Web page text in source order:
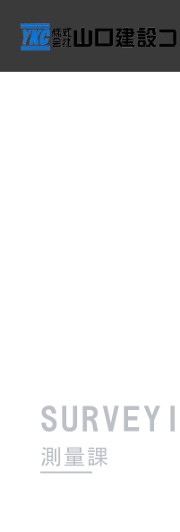
SU RV EY
測 量課